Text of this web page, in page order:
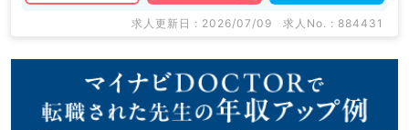
求人更新日 : 2026/07/09 求人No. : 884431